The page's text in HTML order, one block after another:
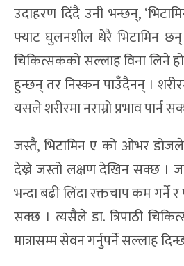
उदाहरण दिंदै उनी भन्छन्,
फ्याट घुलनशील धेरै भिटामिन छन्
चिकित्सकको सल्लाह विना लिने
हुन्छन् तर निस्कन पाउँदैनन् ।
यसले शरीरमा नराम्रो प्रभाव पार्न
जस्तै, भिटामिन ए को ओभर
देख्ने जस्तो लक्षण देखिन सक्छ ।
भन्दा बढी लिंदा रक्तचाप कम गर्ने
सक्छ । त्यसैले डा. त्रिपाठी
मात्रासम्म सेवन गर्नुपर्ने सल्लाह